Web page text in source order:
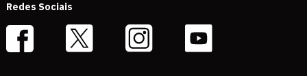
Redes Sociais